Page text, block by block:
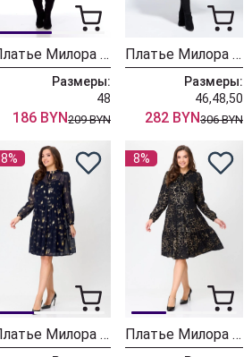
Платье Милора Стиль 822 синее с бежевым
Размеры:
48
186 BYN209 BYN
Платье Милора Стиль 1137 серый
Размеры:
46,48,50
282 BYN306 BYN
8%
Платье Милора Стиль 1137 синее с золотом
8%
Платье Милора Стиль 1137 чёрное +золото